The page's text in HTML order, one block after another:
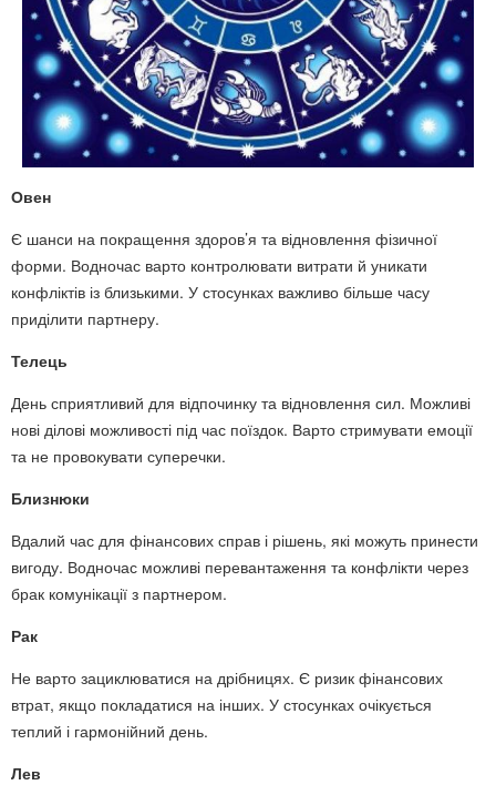
Овен
Є шанси на покращення здоров’я та відновлення фізичної
форми. Водночас варто контролювати витрати й уникати
конфліктів із близькими. У стосунках важливо більше часу
приділити партнеру.
Телець
День сприятливий для відпочинку та відновлення сил. Можливі
нові ділові можливості під час поїздок. Варто стримувати емоції
та не провокувати суперечки.
Близнюки
Вдалий час для фінансових справ і рішень, які можуть принести
вигоду. Водночас можливі перевантаження та конфлікти через
брак комунікації з партнером.
Рак
Не варто зациклюватися на дрібницях. Є ризик фінансових
втрат, якщо покладатися на інших. У стосунках очікується
теплий і гармонійний день.
Лев